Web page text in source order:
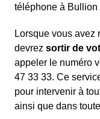
téléphone à Bullion
Lorsque vous avez
devrez sortir de
appeler le numéro
47 33 33. Ce
pour intervenir à
ainsi que dans